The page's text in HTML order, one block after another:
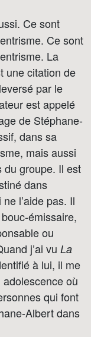
Ce sont
Ce sont
La
une citation de
par le
est appelé
de Stéphane-
dans sa
mais aussi
du groupe. Il est
dans
l’aide pas. Il
émissaire,
ou
j’ai vu La
à lui, il me
où
qui font
Albert dans